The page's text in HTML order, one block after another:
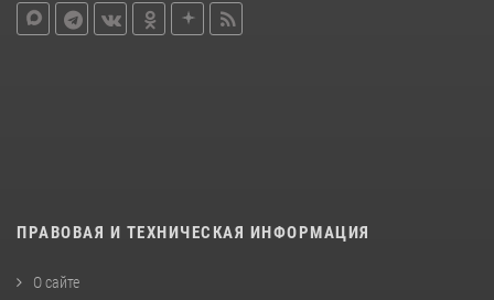
ПРАВОВАЯ И ТЕХНИЧЕСКАЯ ИНФОРМАЦИЯ
О сайте